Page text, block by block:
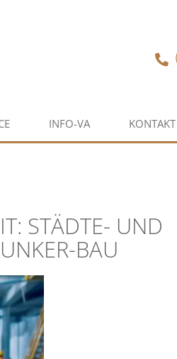
INFO-VA KONTAKT
STÄDTE- UND
BAU